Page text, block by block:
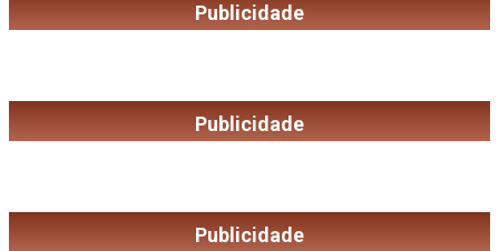
Publicidade
Publicidade
Publicidade